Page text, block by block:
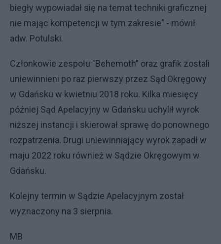
biegły wypowiadał się na temat techniki graficznej
nie mając kompetencji w tym zakresie" - mówił
adw. Potulski.
Członkowie zespołu "Behemoth" oraz grafik zostali
uniewinnieni po raz pierwszy przez Sąd Okręgowy
w Gdańsku w kwietniu 2018 roku. Kilka miesięcy
później Sąd Apelacyjny w Gdańsku uchylił wyrok
niższej instancji i skierował sprawę do ponownego
rozpatrzenia. Drugi uniewinniający wyrok zapadł w
maju 2022 roku również w Sądzie Okręgowym w
Gdańsku.
Kolejny termin w Sądzie Apelacyjnym został
wyznaczony na 3 sierpnia.
MB